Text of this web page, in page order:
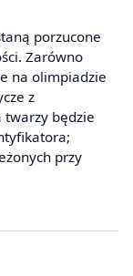
porzucone
Zarówno
na olimpiadzie
z
będzie
przy